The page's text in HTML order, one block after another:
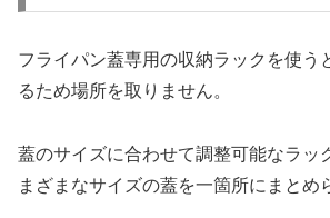
フライパン蓋専用の収納ラックを使う
るため場所を取りません。
蓋のサイズに合わせて調整可能なラッ
まざまなサイズの蓋を一箇所にまとめ